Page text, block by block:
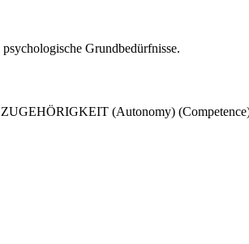
Grundbedürfnisse.
(Autonomy) (Competence)